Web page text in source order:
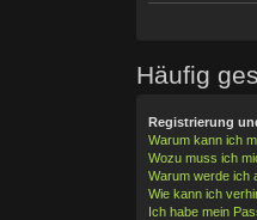
Häufig
Registrierung
Warum kann ich
Wozu muss ich
Warum werde ich
Wie kann ich
Ich habe mein